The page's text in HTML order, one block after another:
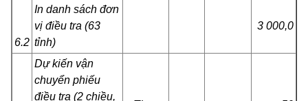
6.2
In danh sách đơn
vị điều tra (63
tỉnh)
3 000,0
Dự kiến vận
chuyển phiếu
điều tra (2 chiều,